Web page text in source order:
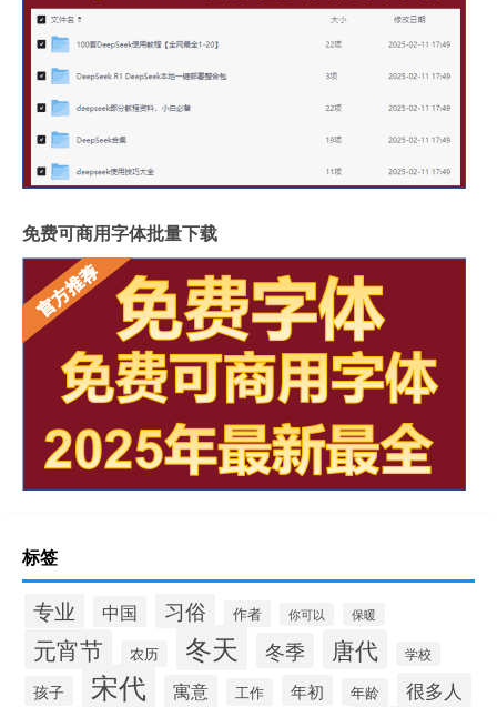
免费可商用字体批量下载
标签
专业 中国 习俗 作者 你可以 保暖
元宵节 农历 冬天 冬季 唐代 学校
孩子 宋代 寓意 工作 年初 年龄 很多人